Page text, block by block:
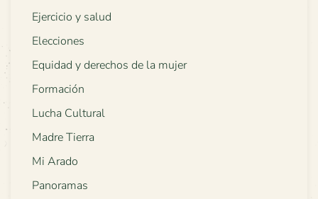
Ejercicio y salud
Elecciones
Equidad y derechos de la mujer
Formación
Lucha Cultural
Madre Tierra
Mi Arado
Panoramas